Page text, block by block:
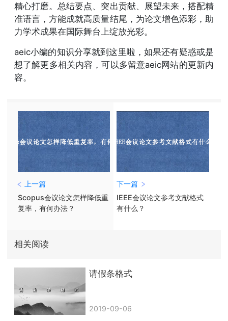
精心打磨。总结要点、突出贡献、展望未来，搭配精
准语言，方能成就高质量结尾，为论文增色添彩，助
力学术成果在国际舞台上绽放光彩。
aeic小编的知识分享就到这里啦，如果还有疑惑或是
想了解更多相关内容，可以多留意aeic网站的更新内
容。
上一篇
Scopus会议论文怎样降低重
复率，有何办法？
下一篇
IEEE会议论文参考文献格式
有什么？
相关阅读
请假条格式
2019-09-06